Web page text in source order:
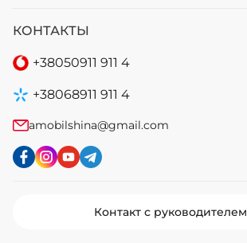
КОНТАКТЫ
+38050911 911 4
+38068911 911 4
amobilshina@gmail.com
Контакт с руководителем